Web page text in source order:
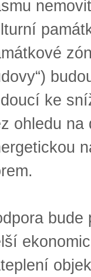
ke
ohledu na
bude